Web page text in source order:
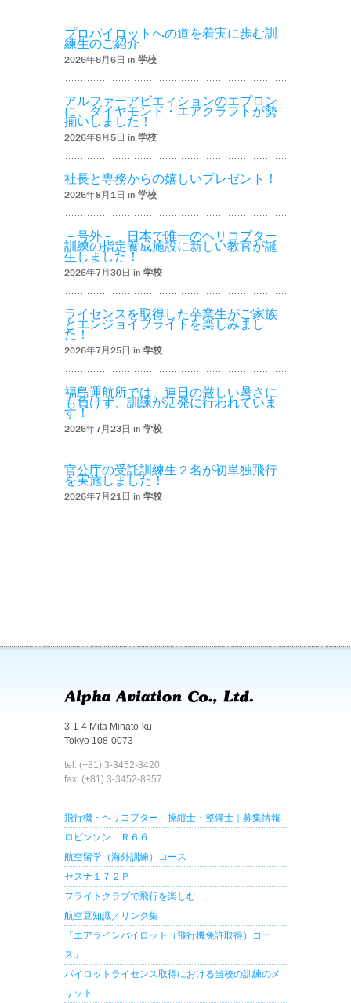
プロパイロットへの道を着実に歩む訓
練生のご紹介
2026年8月6日 in 学校
アルファーアビエィションのエプロン
に、ダイヤモンド・エアクラフトが勢
揃いしました！
2026年8月5日 in 学校
社長と専務からの嬉しいプレゼント！
2026年8月1日 in 学校
－号外－ 日本で唯一のヘリコプター
訓練の指定養成施設に新しい教官が誕
生しました！
2026年7月30日 in 学校
ライセンスを取得した卒業生がご家族
とエンジョイフライトを楽しみまし
た！
2026年7月25日 in 学校
福島運航所では、連日の厳しい暑さに
も負けず、訓練が活発に行われていま
す！
2026年7月23日 in 学校
官公庁の受託訓練生２名が初単独飛行
を実施しました！
2026年7月21日 in 学校
3-1-4 Mita Minato-ku
Tokyo 108-0073
tel: (+81) 3-3452-8420
fax: (+81) 3-3452-8957
飛行機・ヘリコプター 操縦士・整備士｜募集情報
ロビンソン Ｒ６６
航空留学（海外訓練）コース
セスナ１７２Ｐ
フライトクラブで飛行を楽しむ
航空豆知識／リンク集
「エアラインパイロット（飛行機免許取得）コー
ス」
パイロットライセンス取得における当校の訓練のメ
リット